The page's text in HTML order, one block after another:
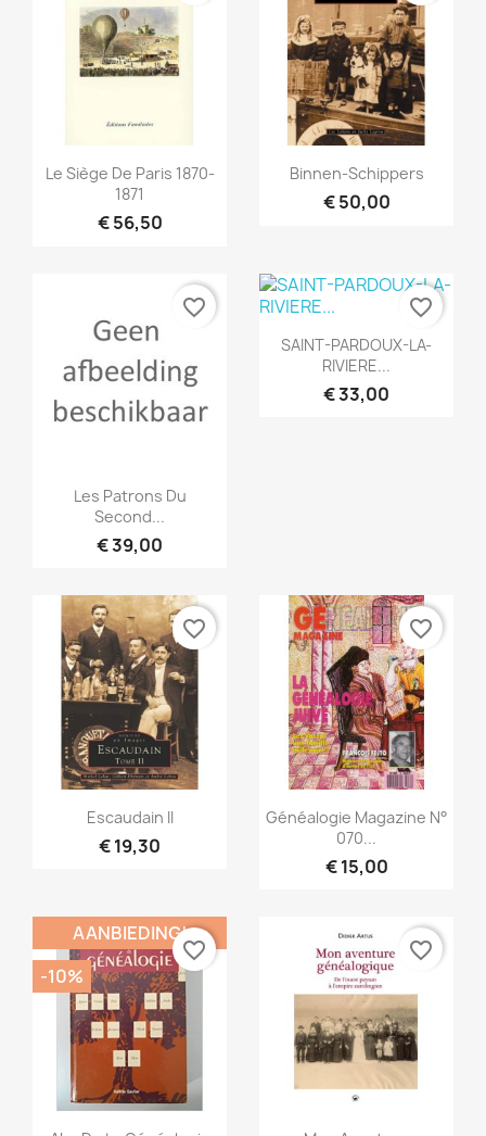
Snel bekijken
Le Siège De Paris 1870-
1871
€ 56,50
Snel bekijken
Binnen-Schippers
€ 50,00
Snel bekijken
Les Patrons Du
Second...
€ 39,00
favorite_border
Snel bekijken
SAINT-PARDOUX-LA-
RIVIERE...
€ 33,00
favorite_border
Snel bekijken
Escaudain II
€ 19,30
favorite_border
Snel bekijken
Généalogie Magazine N°
070...
€ 15,00
favorite_border
AANBIEDING!
-10%
favorite_border favorite_border